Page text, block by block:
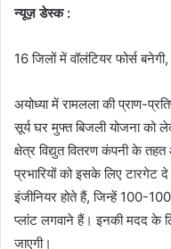
न्यूज़ डेस्क :
16 जिलों में वॉलंटियर फोर्स
अयोध्या में रामलला की प्राण-
सूर्य घर मुफ्त बिजली योजना को
क्षेत्र विद्युत वितरण कंपनी के
प्रभारियों को इसके लिए टारगेट
इंजीनियर होते हैं, जिन्हें 100-
प्लांट लगवाने हैं। इनकी मदद के
जाएगी।